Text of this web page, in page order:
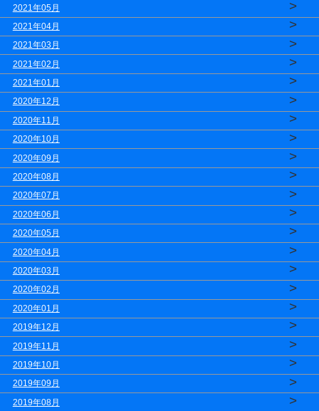
2021年05月 >
2021年04月 >
2021年03月 >
2021年02月 >
2021年01月 >
2020年12月 >
2020年11月 >
2020年10月 >
2020年09月 >
2020年08月 >
2020年07月 >
2020年06月 >
2020年05月 >
2020年04月 >
2020年03月 >
2020年02月 >
2020年01月 >
2019年12月 >
2019年11月 >
2019年10月 >
2019年09月 >
2019年08月 >